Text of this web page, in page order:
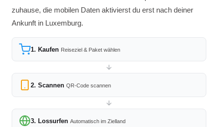
zuhause, die mobilen Daten aktivierst du erst nach deiner
Ankunft in Luxemburg.
1. Kaufen Reiseziel & Paket wählen
2. Scannen QR-Code scannen
3. Lossurfen Automatisch im Zielland